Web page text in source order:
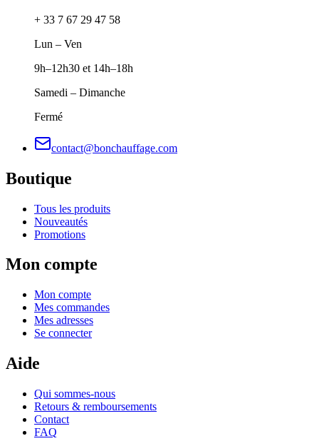
+ 33 7 67 29 47 58
Lun – Ven
9h–12h30 et 14h–18h
Samedi – Dimanche
Fermé
contact@bonchauffage.com
Boutique
Tous les produits
Nouveautés
Promotions
Mon compte
Mon compte
Mes commandes
Mes adresses
Se connecter
Aide
Qui sommes-nous
Retours & remboursements
Contact
FAQ